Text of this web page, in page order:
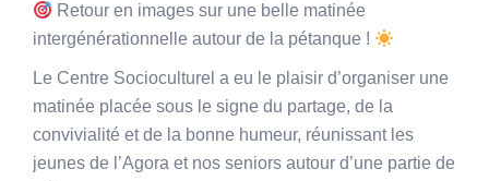
Retour en images sur une belle matinée
intergénérationnelle autour de la pétanque !
Le Centre Socioculturel a eu le plaisir d’organiser une
matinée placée sous le signe du partage, de la
convivialité et de la bonne humeur, réunissant les
jeunes de l’Agora et nos seniors autour d’une partie de